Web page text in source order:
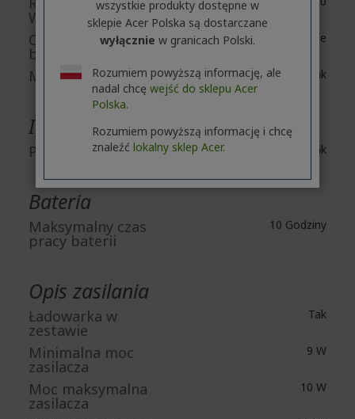
Webcam (tylna)
Czytnik
biometryczny
Nie
Mikrofon Tak
Interfejsy / porty
Port USB typu C Tak
Bateria
Maksymalny czas
pracy baterii
10 Godziny
Opis zasilania
Ładowarka w
zestawie
Tak
Minimalna moc
zasilacza
9 W
Moc maksymalna
zasilacza
10 W
wszystkie produkty dostępne w
sklepie Acer Polska są dostarczane
wyłącznie w granicach Polski.
Rozumiem powyższą informację, ale
nadal chcę wejść do sklepu Acer
Polska.
Rozumiem powyższą informację i chcę
znaleźć lokalny sklep Acer.